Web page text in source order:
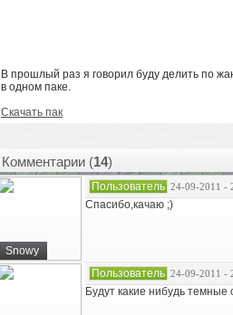
В прошлый раз я говорил буду делить по
в одном паке.
Скачать пак
Комментарии (14)
Snowy
Пользователь 24-09-2011 -
Спасибо,качаю ;)
Пользователь 24-09-2011 -
Будут какие нибудь темные